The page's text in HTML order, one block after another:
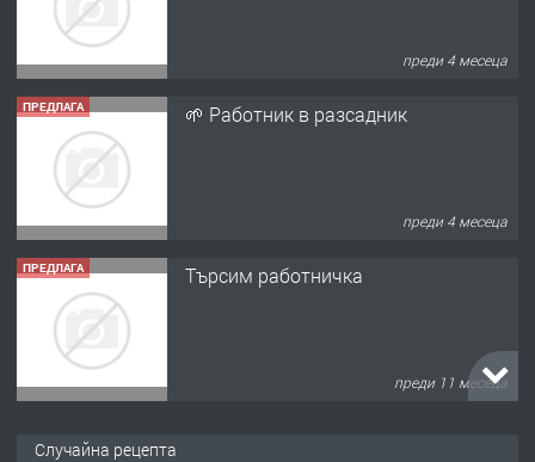
преди 4 месеца
ПРЕДЛАГА 🌱 Работник в разсадник
преди 4 месеца
ПРЕДЛАГА Търсим работничка
преди 11 месеца
Случайна рецепта